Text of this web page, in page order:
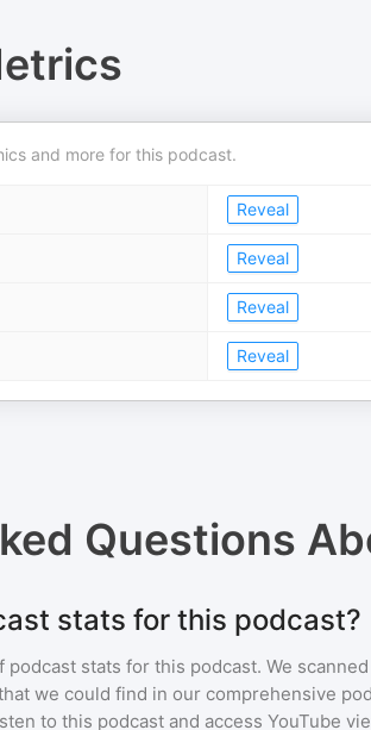
and more for this podcast.
Reveal
Reveal
Reveal
Reveal
Questions
stats for this podcast?
podcast stats for this podcast. We
we could find in our comprehensive
to this podcast and access YouTube